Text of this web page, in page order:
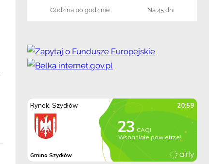
Godzina po godzinie Na 45 dni